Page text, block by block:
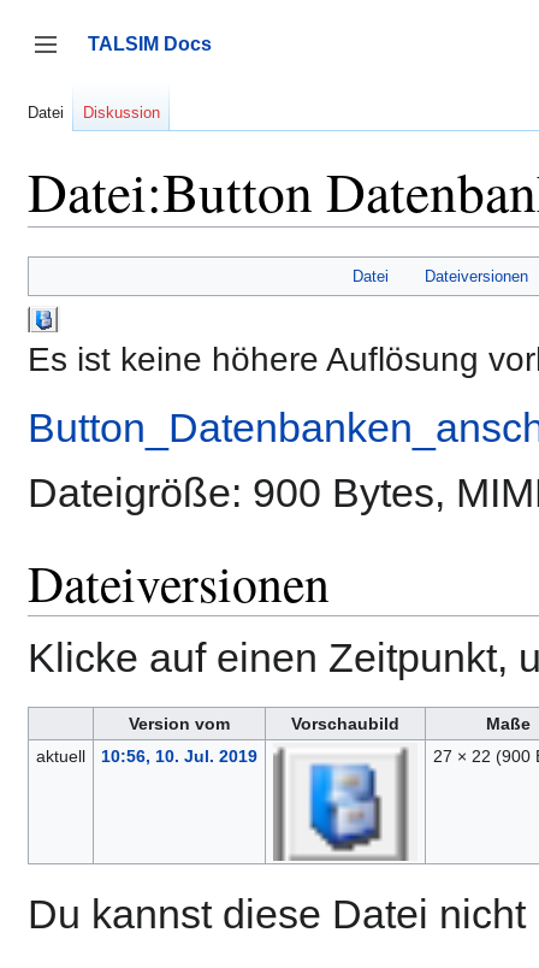
springen
Seitenleiste umschalten
TALSIM Docs
Datei Diskussion
Datei:Button
Datei Dateiversionen
Es ist keine höhere Auflösung
Dateigröße: 900 Bytes,
Dateiversionen
Klicke auf einen Zeitpunkt,
Version vom Vorschaubild
Maße
aktuell
10:56, 10. Jul. 2019 27 × 22 (900
Du kannst diese Datei